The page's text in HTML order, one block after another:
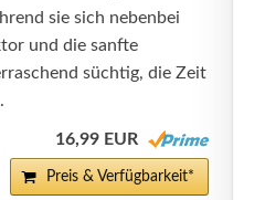
sie sich nebenbei
und die sanfte
süchtig, die Zeit
16,99 EUR
Preis & Verfügbarkeit*